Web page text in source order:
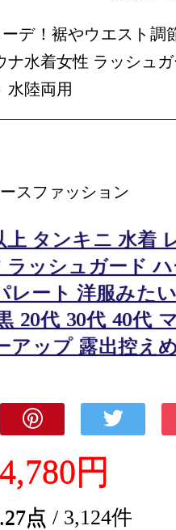
デ！裾やウエスト調
ナ水着女性 ラッシュ
水陸両用
スファッション
上 タンキニ 水着
ラッシュガード
ート 洋服みた
20代 30代 40代
アップ 露出控え
4,780円
点 / 3,124件